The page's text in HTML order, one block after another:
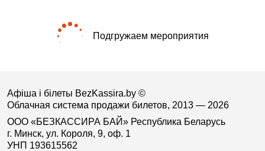
Подгружаем мероприятия
Афіша і білеты BezKassira.by ©
Облачная система продажи билетов, 2013 — 2026
ООО «БЕЗКАССИРА БАЙ» Республика Беларусь
г. Минск, ул. Короля, 9, оф. 1
УНП 193615562